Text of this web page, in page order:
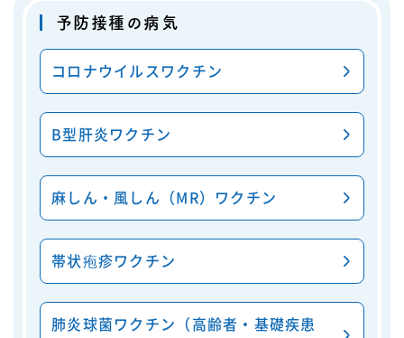
予防接種の病気
コロナウイルスワクチン
B型肝炎ワクチン
麻しん・風しん（MR）ワクチン
帯状疱疹ワクチン
肺炎球菌ワクチン（高齢者・基礎疾患